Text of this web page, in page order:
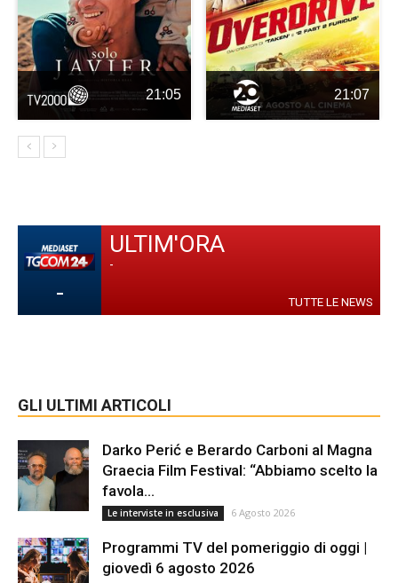
21:05 21:07
-
ULTIM'ORA
-
TUTTE LE NEWS
GLI ULTIMI ARTICOLI
Darko Perić e Berardo Carboni al Magna
Graecia Film Festival: “Abbiamo scelto la
favola...
Le interviste in esclusiva 6 Agosto 2026
Programmi TV del pomeriggio di oggi |
giovedì 6 agosto 2026